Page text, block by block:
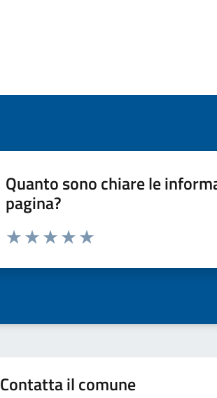
Quanto sono chiare le
pagina?
Valuta da 1 a 5 stelle la pagina
Contatta il comune